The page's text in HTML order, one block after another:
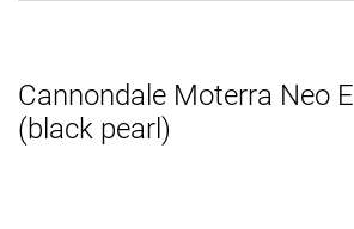
Cannondale Moterra Neo
(black pearl)